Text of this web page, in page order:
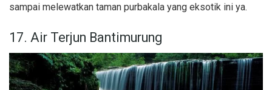
sampai melewatkan taman purbakala yang eksotik ini ya.
17. Air Terjun Bantimurung